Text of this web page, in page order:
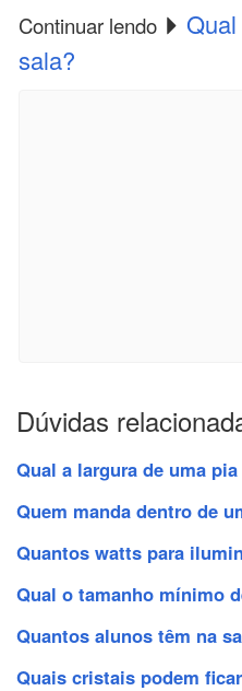
Continuar lendo
sala?
Dúvidas
Qual a largura de uma
Quem manda dentro de
Quantos watts para
Qual o tamanho mínimo
Quantos alunos têm na
Quais cristais podem